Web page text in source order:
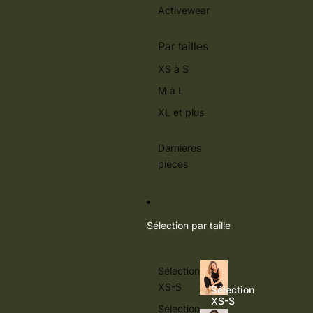
Activewear
Par tailles
XS à S
M à L
XL et plus
Dernières
pièces
Sélection par taille
Sélection
XS-S
Sélection
Sélection
XS-S